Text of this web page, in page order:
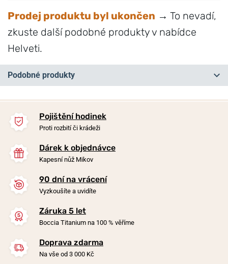
Prodej produktu byl ukončen → To nevadí,
zkuste další podobné produkty v nabídce
Helveti.
Podobné produkty
-20%
Náramek Boccia Titanium
0347-05
Skladem
1 290 Kč
Pojištění hodinek
Proti rozbití či krádeži
Dárek k objednávce
Kapesní nůž Mikov
90 dní na vrácení
Vyzkoušíte a uvidíte
Záruka 5 let
Boccia Titanium na 100 % věříme
Doprava zdarma
Na vše od 3 000 Kč